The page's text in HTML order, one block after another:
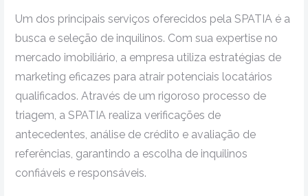
Um dos principais serviços oferecidos pela SPATIA é a
busca e seleção de inquilinos. Com sua expertise no
mercado imobiliário, a empresa utiliza estratégias de
marketing eficazes para atrair potenciais locatários
qualificados. Através de um rigoroso processo de
triagem, a SPATIA realiza verificações de
antecedentes, análise de crédito e avaliação de
referências, garantindo a escolha de inquilinos
confiáveis e responsáveis.